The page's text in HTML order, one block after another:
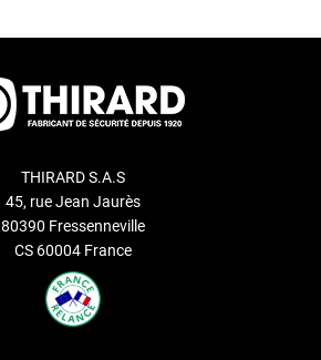
THIRARD S.A.S
45, rue Jean Jaurès
80390 Fressenneville
CS 60004 France